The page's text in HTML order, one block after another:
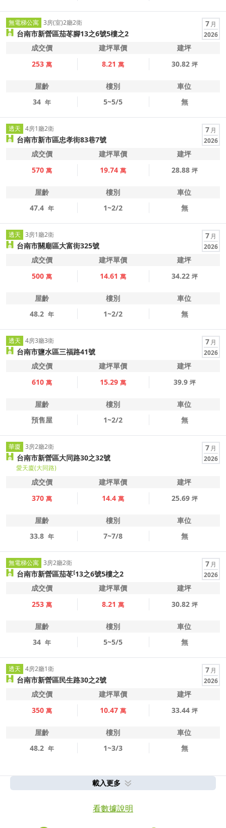
無電梯公寓 3房(室)2廳2衛
台南市新營區茄苳腳13之6號5樓之2
7 月
2026
成交價 建坪單價
建坪
253 萬 8.21 萬 30.82 坪
屋齡 樓別
車位
34 年 5~5/5 無
透天 4房1廳2衛
台南市新市區忠孝街83巷7號
7 月
2026
成交價 建坪單價
建坪
570 萬 19.74 萬 28.88 坪
屋齡 樓別
車位
47.4 年 1~2/2 無
透天 3房1廳2衛
台南市關廟區大富街325號
7 月
2026
成交價 建坪單價
建坪
500 萬 14.61 萬 34.22 坪
屋齡 樓別
車位
48.2 年 1~2/2 無
透天 4房3廳3衛
台南市鹽水區三福路41號
7 月
2026
成交價 建坪單價
建坪
610 萬 15.29 萬 39.9 坪
屋齡 樓別
車位
預售屋
1~2/2 無
華廈 3房2廳2衛
台南市新營區大同路30之32號
愛天廈(大同路)
7 月
2026
成交價 建坪單價
建坪
370 萬 14.4 萬 25.69 坪
屋齡 樓別
車位
33.8 年 7~7/8 無
無電梯公寓 3房2廳2衛
台南市新營區茄苳13之6號5樓之2
7 月
2026
成交價 建坪單價
建坪
253 萬 8.21 萬 30.82 坪
屋齡 樓別
車位
34 年 5~5/5 無
透天 4房2廳1衛
台南市新營區民生路30之2號
7 月
2026
成交價 建坪單價
建坪
350 萬 10.47 萬 33.44 坪
屋齡 樓別
車位
48.2 年 1~3/3 無
載入更多
看數據說明